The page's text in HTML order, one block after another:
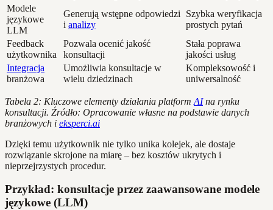
Modele
językowe
LLM
Generują wstępne odpowiedzi
i analizy
Szybka weryfikacja
prostych pytań
Feedback
użytkownika
Pozwala ocenić jakość
konsultacji
Stała poprawa
jakości usług
Integracja
branżowa
Umożliwia konsultacje w
wielu dziedzinach
Kompleksowość i
uniwersalność
Tabela 2: Kluczowe elementy działania platform AIna rynku
konsultacji. Źródło: Opracowanie własne na podstawie danych
branżowych i eksperci.ai
Dzięki temu użytkownik nie tylko unika kolejek, ale dostaje
rozwiązanie skrojone na miarę – bez kosztów ukrytych i
nieprzejrzystych procedur.
Przykład: konsultacje przez zaawansowane modele
językowe (LLM)